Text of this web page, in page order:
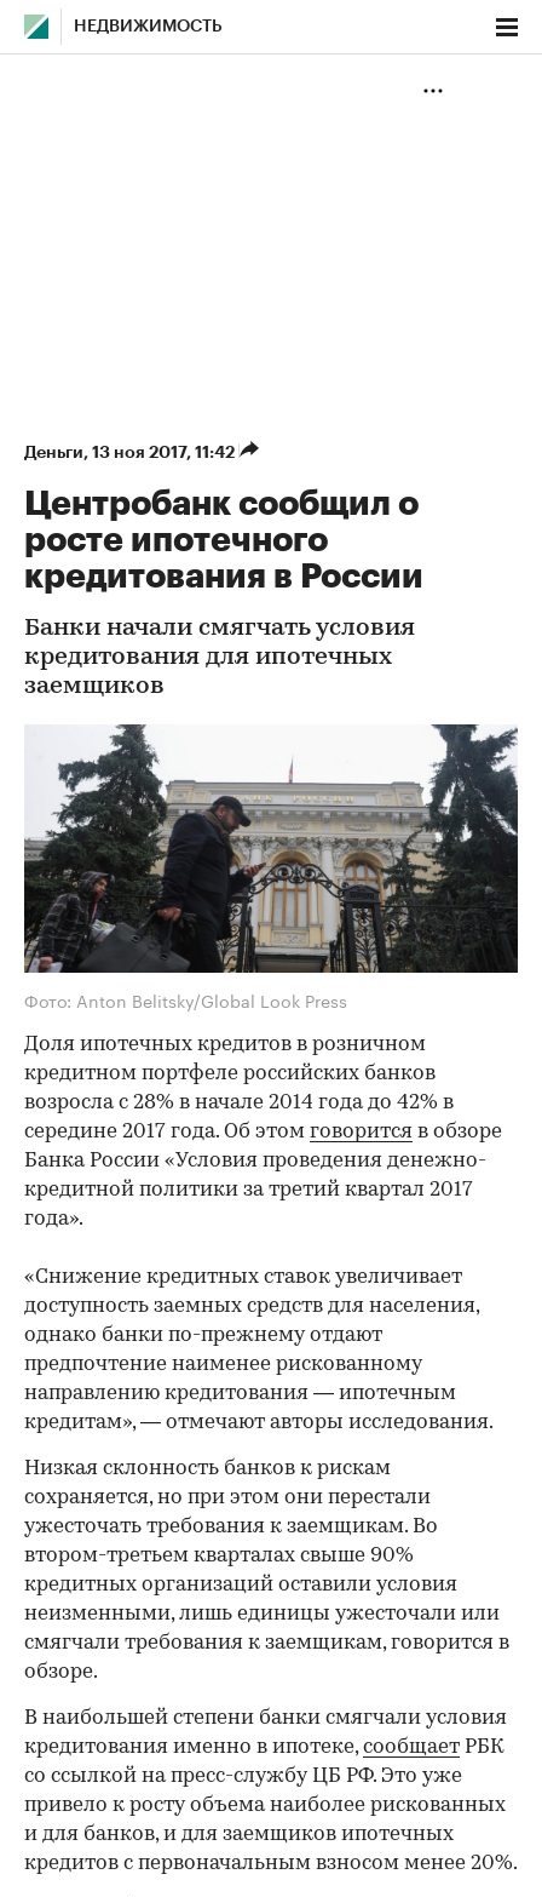
НЕДВИЖИМОСТЬ
Деньги⁠, 13 ноя 2017, 11:42
Центробанк сообщил о
росте ипотечного
кредитования в России
Банки начали смягчать условия
кредитования для ипотечных
заемщиков
Фото: Anton Belitsky/Global Look Press
Доля ипотечных кредитов в розничном
кредитном портфеле российских банков
возросла с 28% в начале 2014 года до 42% в
середине 2017 года. Об этом говорится в обзоре
Банка России «Условия проведения денежно-
кредитной политики за третий квартал 2017
года».
«Снижение кредитных ставок увеличивает
доступность заемных средств для населения,
однако банки по-прежнему отдают
предпочтение наименее рискованному
направлению кредитования — ипотечным
кредитам», — отмечают авторы исследования.
Низкая склонность банков к рискам
сохраняется, но при этом они перестали
ужесточать требования к заемщикам. Во
втором-третьем кварталах свыше 90%
кредитных организаций оставили условия
неизменными, лишь единицы ужесточали или
смягчали требования к заемщикам, говорится в
обзоре.
В наибольшей степени банки смягчали условия
кредитования именно в ипотеке,сообщает РБК
со ссылкой на пресс-службу ЦБ РФ. Это уже
привело к росту объема наиболее рискованных
и для банков, и для заемщиков ипотечных
кредитов с первоначальным взносом менее 20%.